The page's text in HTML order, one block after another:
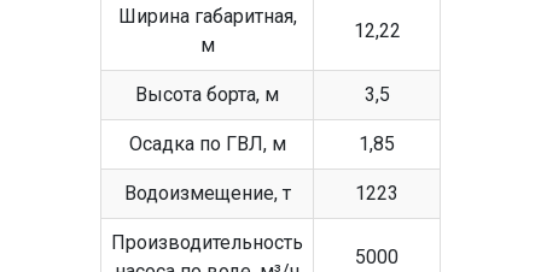
Ширина габаритная,
м
12,22
Высота борта, м 3,5
Осадка по ГВЛ, м 1,85
Водоизмещение, т 1223
Производительность
5000